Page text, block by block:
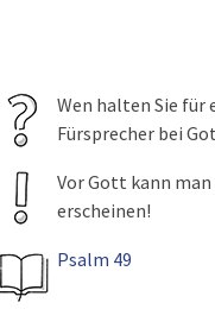
Wen halten Sie für
Fürsprecher bei
Vor Gott kann
erscheinen!
Psalm 49